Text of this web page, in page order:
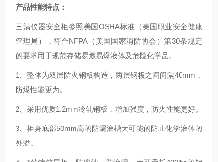
产品性能特点：
三清仪器安全柜参照美国OSHA标准（美国职业安全健康
管理局），符合NFPA（美国国家消防协会）第30条规定
的要求用于规范存储易燃易爆液体及危险化学品。
1、整体为双层防火钢板构造，两层钢板之间间隔40mm，
防爆性能更为。
2、采用优质1.2mm冷轧钢板，增加强度，防火性能更好。
3、柜身底部50mm高的防漏液槽大可能的防止化学液体的
外溢。